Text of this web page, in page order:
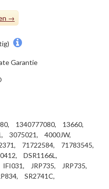
Garantie
1340777080,
13660,
3075021,
4000JW,
71722584,
71783545,
DSR1166L,
IFI031, JRP735,
JRP735,
SR2741C,